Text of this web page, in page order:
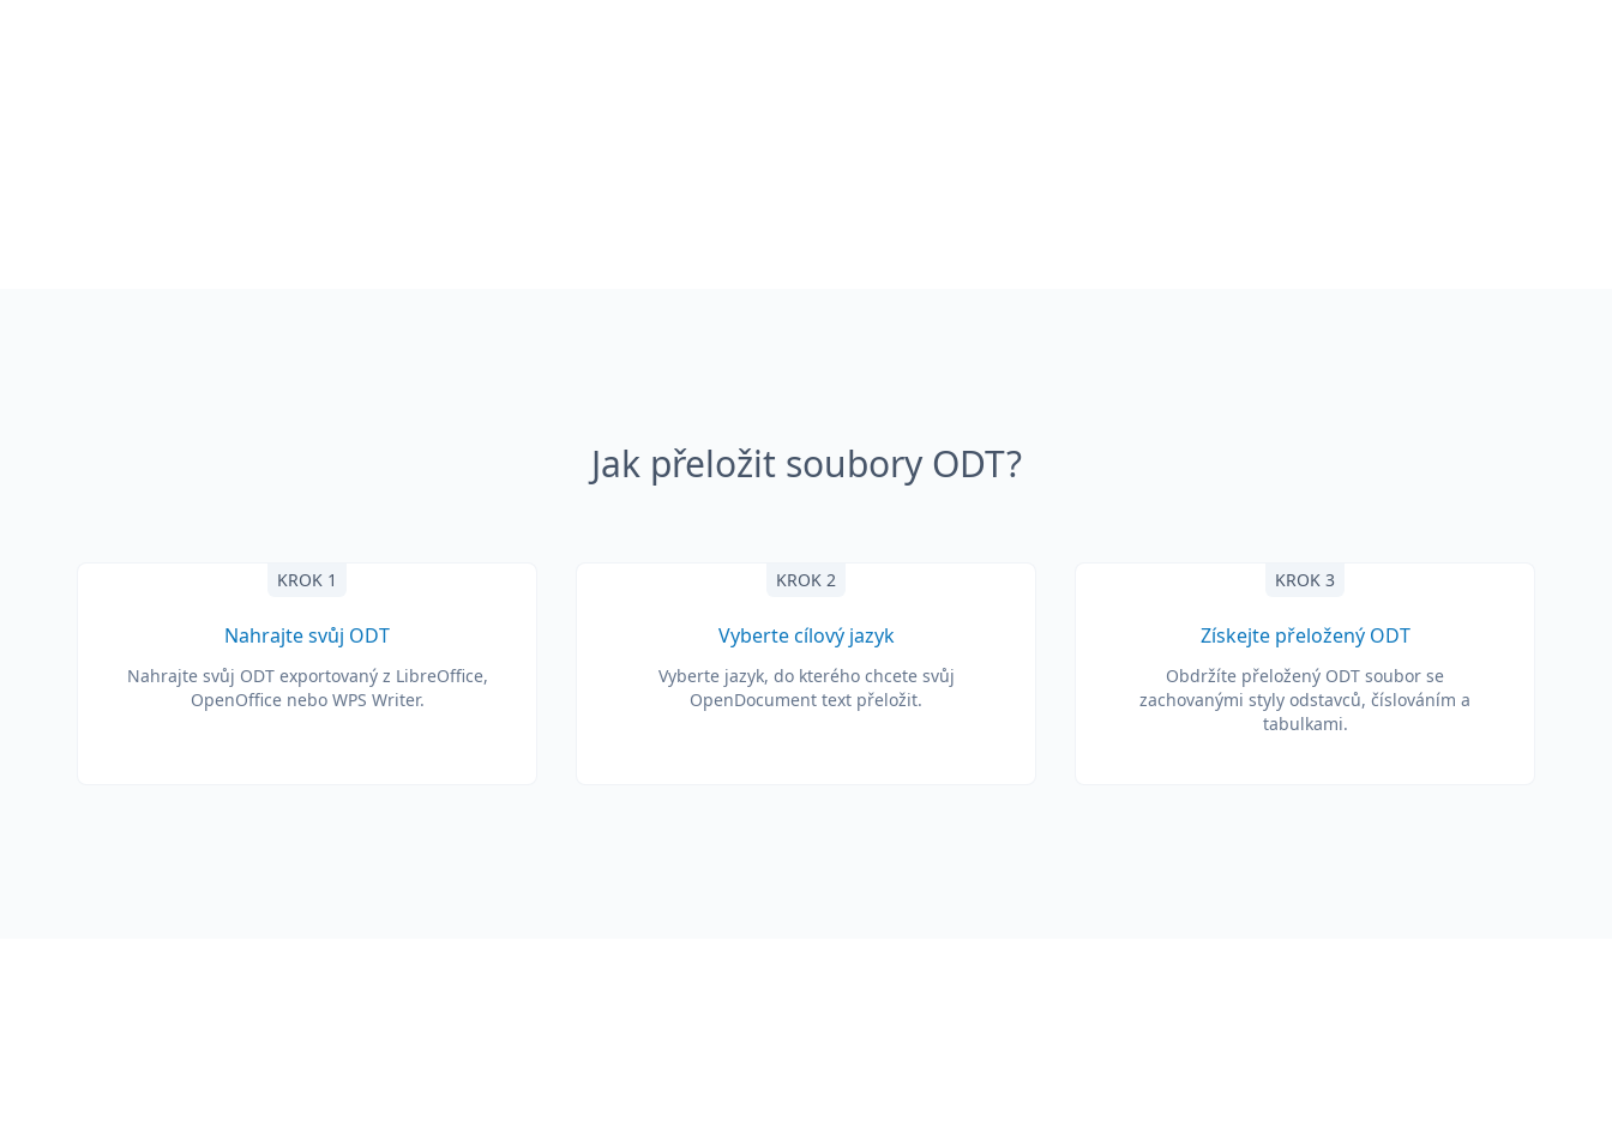
Jak přeložit soubory ODT?
KROK 1
Nahrajte svůj ODT
Nahrajte svůj ODT exportovaný z LibreOffice,
OpenOffice nebo WPS Writer.
KROK 2
Vyberte cílový jazyk
Vyberte jazyk, do kterého chcete svůj
OpenDocument text přeložit.
KROK 3
Získejte přeložený ODT
Obdržíte přeložený ODT soubor se
zachovanými styly odstavců, číslováním a
tabulkami.